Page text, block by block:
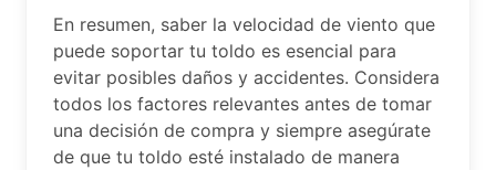
En resumen, saber la velocidad de viento que
puede soportar tu toldo es esencial para
evitar posibles daños y accidentes. Considera
todos los factores relevantes antes de tomar
una decisión de compra y siempre asegúrate
de que tu toldo esté instalado de manera